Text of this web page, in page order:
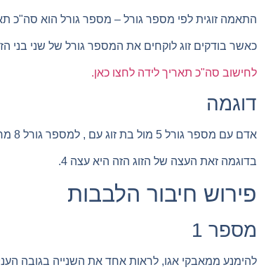
התאמה זוגית לפי מספר גורל – מספר גורל הוא סה"כ
כאשר בודקים זוג לוקחים את המספר גורל של שני בני
לחישוב סה"כ תאריך לידה לחצו כאן.
דוגמה
אדם עם מספר גורל 5 מול בת זוג עם , למספר גורל 8 מחברים 5+8=13 1+3=4
בדוגמה זאת העצה של הזוג הזה היא עצה 4.
פירוש חיבור הלבבות
מספר 1
להימנע ממאבקי אגו, לראות אחד את השנייה בגובה